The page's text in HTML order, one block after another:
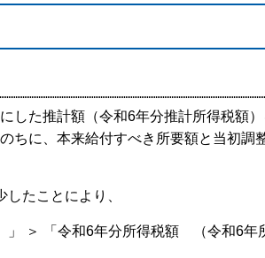
た推計額（令和6年分推計所得税額
ちに、本来給付すべき所要額と当初調
たことにより、
「令和6年分所得税額 （令和6年